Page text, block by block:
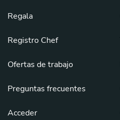
Regala
Registro Chef
Ofertas de trabajo
Preguntas frecuentes
Acceder